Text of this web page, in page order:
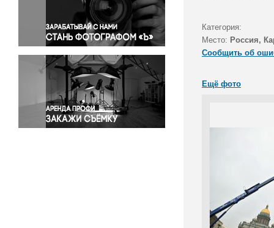
Правосудие
Происшествия и конфликты
Религия
Светская жизнь
Спорт
Экология
Экономика и бизнес
Категория:
Место: Россия,
Сообщить об
Ещё фото